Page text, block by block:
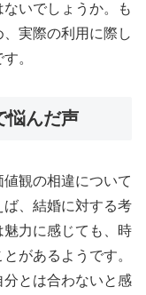
いでしょうか。も
実際の利用に際し
。
悩んだ声
観の相違について
、結婚に対する考
魅力に感じても、時
があるようです。
分とは合わないと感